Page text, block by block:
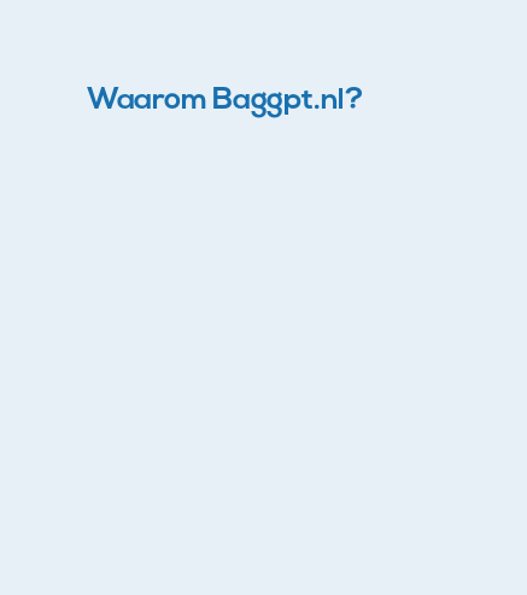
Waarom Baggpt.nl?